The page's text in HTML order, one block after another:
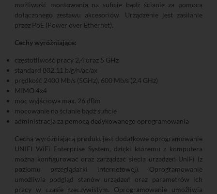
możliwość montowania na suficie bądź ścianie za pomocą
dołączonego zestawu akcesoriów. Urządzenie jest zasilanie
przez PoE (Power over Ethernet).
Cechy wyróżniające:
częstotliwość pracy 2,4 oraz 5 GHz
standard 802.11 b/g/n/ac/ax
prędkość 2400 Mb/s (5GHz), 600 Mb/s (2,4 GHz)
MIMO 4x4
moc wyjściowa max. 26 dBm
mocowanie na ścianie bądź suficie
administracja za pomocą dedykowanego oprogramowania
Cechą wyróżniającą produkt jest dodatkowe oprogramowanie
UNIFI WiFi Enterprise System, dzięki któremu z komputera
można konfigurować oraz zarządzać siecią urządzeń UniFi (z
poziomu przeglądarki internetowej). Oprogramowanie
umożliwia podgląd stanów urządzeń oraz parametrów ich
pracy w czasie rzeczywistym. Oprogramowanie umożliwia